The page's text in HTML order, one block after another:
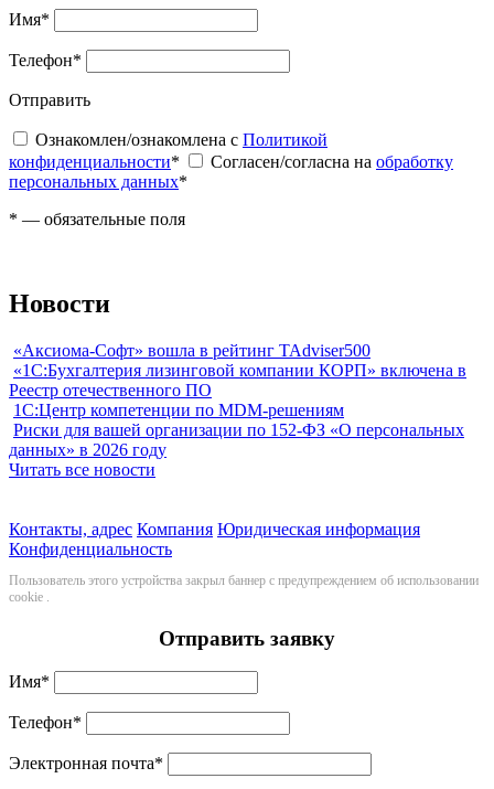
Имя*
Телефон*
Отправить
Ознакомлен/ознакомлена с Политикой
конфиденциальности* Согласен/согласна на обработку
персональных данных*
* — обязательные поля
Новости
«Аксиома-Софт» вошла в рейтинг TAdviser500
«1С:Бухгалтерия лизинговой компании КОРП» включена в
Реестр отечественного ПО
1С:Центр компетенции по MDM-решениям
Риски для вашей организации по 152-ФЗ «О персональных
данных» в 2026 году
Читать все новости
Контакты, адрес Компания Юридическая информация
Конфиденциальность
Пользователь этого устройства закрыл баннер с предупреждением об использовании
cookie .
Отправить заявку
Имя*
Телефон*
Электронная почта*